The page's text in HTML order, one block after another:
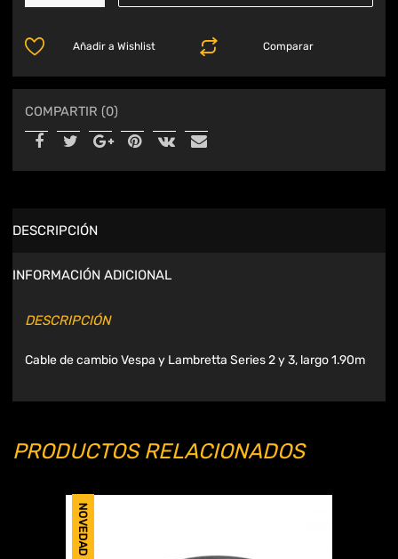
Comparar
Añadir a Wishlist
COMPARTIR (0)
DESCRIPCIÓN
INFORMACIÓN ADICIONAL
DESCRIPCIÓN
Cable de cambio Vespa y Lambretta Series 2 y 3, largo 1.90m
PRODUCTOS RELACIONADOS
NOVEDAD